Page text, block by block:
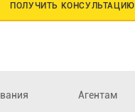
ПОЛУЧИТЬ КОНСУЛЬТАЦИЮ
Агентам